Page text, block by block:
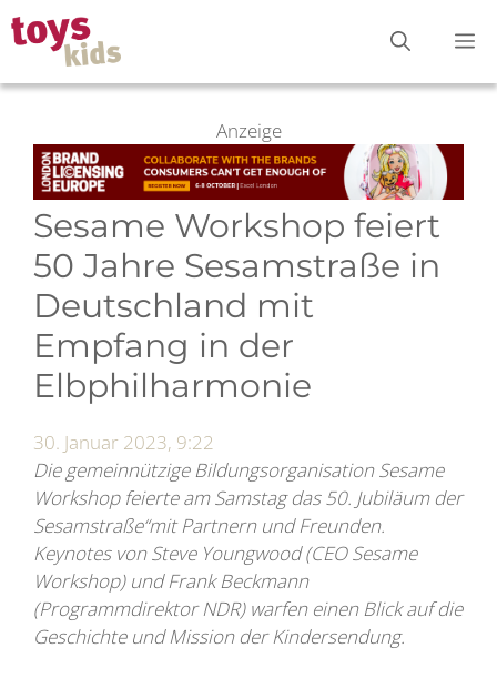
Zum
Inhalt
springen
Anzeige
Sesame Workshop feiert
50 Jahre Sesamstraße in
Deutschland mit
Empfang in der
Elbphilharmonie
30. Januar 2023, 9:22
Die gemeinnützige Bildungsorganisation Sesame
Workshop feierte am Samstag das 50. Jubiläum der
Sesamstraße“mit Partnern und Freunden.
Keynotes von Steve Youngwood (CEO Sesame
Workshop) und Frank Beckmann
(Programmdirektor NDR) warfen einen Blick auf die
Geschichte und Mission der Kindersendung.